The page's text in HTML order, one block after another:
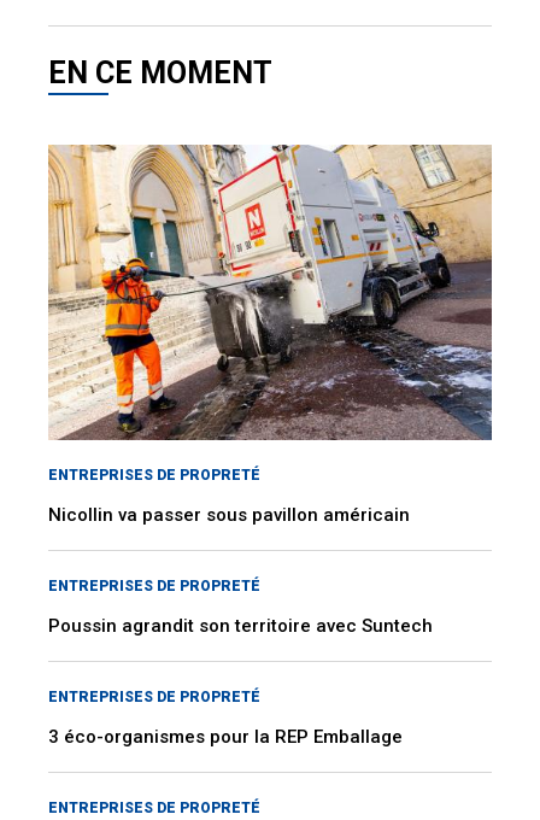
EN CE MOMENT
ENTREPRISES DE PROPRETÉ
Nicollin va passer sous pavillon américain
ENTREPRISES DE PROPRETÉ
Poussin agrandit son territoire avec Suntech
ENTREPRISES DE PROPRETÉ
3 éco-organismes pour la REP Emballage
ENTREPRISES DE PROPRETÉ